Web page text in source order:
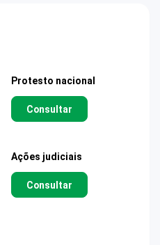
Protesto nacional
Consultar
Ações judiciais
Consultar